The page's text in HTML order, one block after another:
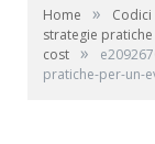
Home » Codici
strategie
cost »
pratiche-per-un-